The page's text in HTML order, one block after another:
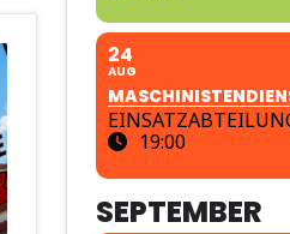
24
AUG
19:00
SEPTEMBER